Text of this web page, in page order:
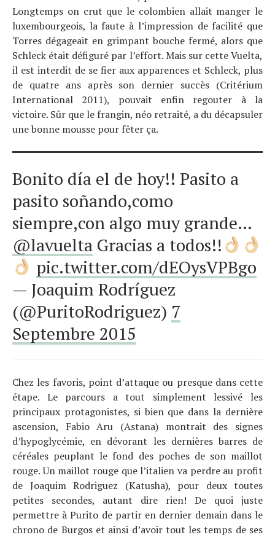
Longtemps on crut que le colombien allait manger le
luxembourgeois, la faute à l’impression de facilité que
Torres dégageait en grimpant bouche fermé, alors que
Schleck était défiguré par l’effort. Mais sur cette Vuelta,
il est interdit de se fier aux apparences et Schleck, plus
de quatre ans après son dernier succès (Critérium
International 2011), pouvait enfin regouter à la
victoire. Sûr que le frangin, néo retraité, a du décapsuler
une bonne mousse pour fêter ça.
Bonito día el de hoy!! Pasito a
pasito soñando,como
siempre,con algo muy grande…
@lavuelta Gracias a todos!!
pic.twitter.com/dEOysVPBgo
— Joaquim Rodríguez
(@PuritoRodriguez) 7
Septembre 2015
Chez les favoris, point d’attaque ou presque dans cette
étape. Le parcours a tout simplement lessivé les
principaux protagonistes, si bien que dans la dernière
ascension, Fabio Aru (Astana) montrait des signes
d’hypoglycémie, en dévorant les dernières barres de
céréales peuplant le fond des poches de son maillot
rouge. Un maillot rouge que l’italien va perdre au profit
de Joaquim Rodriguez (Katusha), pour deux toutes
petites secondes, autant dire rien! De quoi juste
permettre à Purito de partir en dernier demain dans le
chrono de Burgos et ainsi d’avoir tout les temps de ses
Actualités
Technologies
Tests de produits
Conseils
Tendances
Tous nos articles
À propos